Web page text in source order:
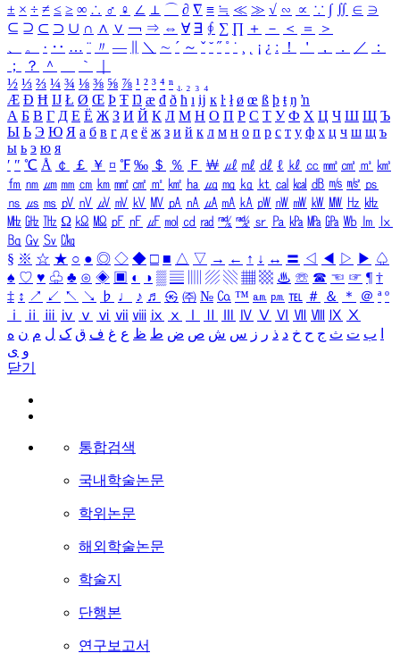
± × ÷ ≠ ≤ ≥ ∞ ∴ ♂ ♀ ∠ ⊥ ⌒ ∂ ∇ ≡ ≒ ≪ ≫ √ ∽ ∝ ∵ ∫ ∬ ∈ ∋
⊆ ⊇ ⊂ ⊃ ∪ ∩ ∧ ∨ ￢ ⇒ ⇔ ∀ ∃ ∮ ∑ ∏ ＋ － ＜ ＝
＞
、
。 · ‥ … ¨ 〃 ― ＼ ∼ ´ ～ ˇ ˘ ˝ ˚ ˙ ¸ ¡ ¿ ː ！ ＇ ， ． ／
：
；
？ ＾ ｀
½ ⅓ ⅔ ¼ ¾ ⅛ ⅜ ⅝ ⅞ ¹ ² ³ ⁴ ⁿ ₁ ₂ ₃ ₄
Æ Ð Ħ Ĳ Ł Ø Œ Þ Ŧ Ŋ æ đ ð ħ ı ĳ ĸ ŀ ł ø œ ß þ ŧ ŋ ŉ
А Б В Г Д Е Ё Ж З И Й К Л М Н О П Р С Т У Ф Х Ц Ч Ш Щ Ъ
Ы Ь Э Ю Я а б в г д е ё ж з и й к л м н о п р с т у ф х ц ч ш щ ъ
ы ь э ю я
′ ″ ℃ Å ￠ ￡ ￥ ¤ ℉ ‰ ＄ ％ Ｆ ￦ ㎕ ㎖ ㎗ ℓ ㎘ ㏄ ㎣ ㎤ ㎥ ㎦
㎙ ㎚ ㎛ ㎜ ㎝ ㎞ ㎟ ㎠ ㎡ ㎢ ㏊ ㎍ ㎎ ㎏ ㏏ ㎈ ㎉ ㏈ ㎧ ㎨ ㎰
㎱ ㎲ ㎳ ㎴ ㎵ ㎶ ㎷ ㎸ ㎹ ㎀ ㎁ ㎂ ㎃ ㎄ ㎺ ㎻ ㎽ ㎾ ㎿ ㎐ ㎑
㎒ ㎓ ㎔ Ω ㏀ ㏁ ㎊ ㎋ ㎌ ㏖ ㏅ ㎭ ㎮ ㎯ ㏛ ㎩ ㎪ ㎫ ㎬ ㏝ ㏐
㏓
㏃ ㏉ ㏜ ㏆
§ ※ ☆ ★ ○ ● ◎ ◇ ◆ □ ■ △ ▽ → ← ↑ ↓ ↔ 〓 ◁ ◀ ▷ ▶ ♤
♠ ♡ ♥ ♧ ♣ ⊙ ◈ ▣ ◐ ◑ ▒ ▤ ▨ ▧ ▦ ▩ ♨ ☏ ☎ ☜ ☞ ¶ †
‡ ↕ ↗ ↙ ↖ ↘ ♭ ♩ ♪ ♬ ㉿ ㈜ № ㏇ ™ ㏂ ㏘ ℡ ＃ ＆ ＊ ＠ ª º
ⅰ
ⅱ ⅲ ⅳ ⅴ ⅵ ⅶ ⅷ ⅸ ⅹ Ⅳ Ⅴ Ⅵ Ⅶ Ⅷ Ⅸ Ⅹ
ب ت ث ج ح خ د ذ ر ز س ش ص ض ط ظ ع غ ف ق ک ل م ن ه
و ی
닫기
통합검색
국내학술논문
학위논문
해외학술논문
학술지
단행본
연구보고서